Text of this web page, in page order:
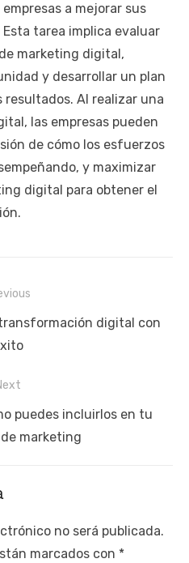
a mejorar sus
tarea implica evaluar
marketing digital,
y desarrollar un plan
resultados. Al realizar una
las empresas pueden
de cómo los esfuerzos
y maximizar
digital para obtener el
digital con
puedes incluirlos en tu
marketing
no será publicada.
marcados con *